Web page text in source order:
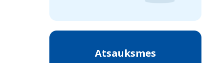
Atsauksmes